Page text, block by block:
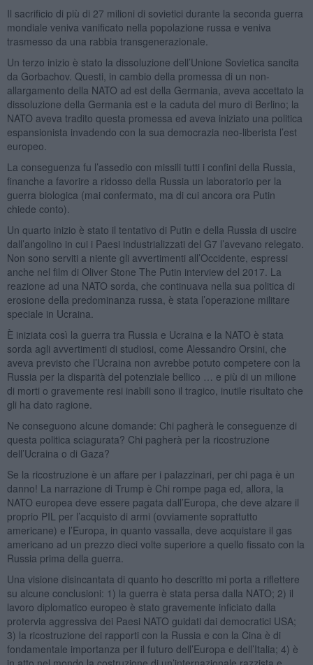
Il sacrificio di più di 27 milioni di sovietici durante la seconda guerra
mondiale veniva vanificato nella popolazione russa e veniva
trasmesso da una rabbia transgenerazionale.
Un terzo inizio è stato la dissoluzione dell’Unione Sovietica sancita
da Gorbachov. Questi, in cambio della promessa di un non-
allargamento della NATO ad est della Germania, aveva accettato la
dissoluzione della Germania est e la caduta del muro di Berlino; la
NATO aveva tradito questa promessa ed aveva iniziato una politica
espansionista invadendo con la sua democrazia neo-liberista l’est
europeo.
La conseguenza fu l’assedio con missili tutti i confini della Russia,
finanche a favorire a ridosso della Russia un laboratorio per la
guerra biologica (mai confermato, ma di cui ancora ora Putin
chiede conto).
Un quarto inizio è stato il tentativo di Putin e della Russia di uscire
dall’angolino in cui i Paesi industrializzati del G7 l’avevano relegato.
Non sono serviti a niente gli avvertimenti all’Occidente, espressi
anche nel film di Oliver Stone The Putin interview del 2017. La
reazione ad una NATO sorda, che continuava nella sua politica di
erosione della predominanza russa, è stata l’operazione militare
speciale in Ucraina.
È iniziata così la guerra tra Russia e Ucraina e la NATO è stata
sorda agli avvertimenti di studiosi, come Alessandro Orsini, che
aveva previsto che l’Ucraina non avrebbe potuto competere con la
Russia per la disparità del potenziale bellico … e più di un milione
di morti o gravemente resi inabili sono il tragico, inutile risultato che
gli ha dato ragione.
Ne conseguono alcune domande: Chi pagherà le conseguenze di
questa politica sciagurata? Chi pagherà per la ricostruzione
dell’Ucraina o di Gaza?
Se la ricostruzione è un affare per i palazzinari, per chi paga è un
danno! La narrazione di Trump è Chi rompe paga ed, allora, la
NATO europea deve essere pagata dall’Europa, che deve alzare il
proprio PIL per l’acquisto di armi (ovviamente soprattutto
americane) e l’Europa, in quanto vassalla, deve acquistare il gas
americano ad un prezzo dieci volte superiore a quello fissato con la
Russia prima della guerra.
Una visione disincantata di quanto ho descritto mi porta a riflettere
su alcune conclusioni: 1) la guerra è stata persa dalla NATO; 2) il
lavoro diplomatico europeo è stato gravemente inficiato dalla
protervia aggressiva dei Paesi NATO guidati dai democratici USA;
3) la ricostruzione dei rapporti con la Russia e con la Cina è di
fondamentale importanza per il futuro dell’Europa e dell’Italia; 4) è